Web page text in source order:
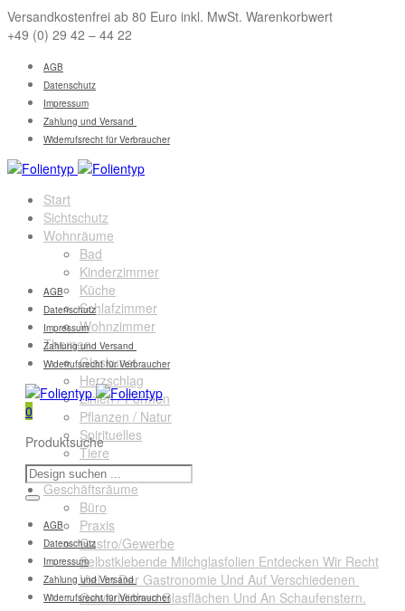
Versandkostenfrei ab 80 Euro inkl. MwSt. Warenkorbwert
+49 (0) 29 42 – 44 22
AGB
Datenschutz
Impressum
Zahlung und Versand
Widerrufsrecht für Verbraucher
Start
Sichtschutz
Wohnräume
Bad
Kinderzimmer
Küche
Schlafzimmer
Wohnzimmer
Themen
Glaskunst
Herzschlag
Linien / Formen
Pflanzen / Natur
Spirituelles
Tiere
Querformate
Geschäftsräume
Büro
Praxis
Gastro/Gewerbe
Selbstklebende Milchglasfolien Entdecken Wir Recht
Viel In Der Gastronomie Und Auf Verschiedenen
Gewerblichen Glasflächen Und An Schaufenstern.
AGB
Datenschutz
Impressum
Zahlung und Versand
Widerrufsrecht für Verbraucher
0
Produktsuche
AGB
Datenschutz
Impressum
Zahlung und Versand
Widerrufsrecht für Verbraucher